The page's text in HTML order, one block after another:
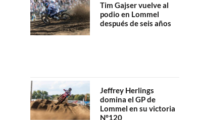
Tim Gajser vuelve al
podio en Lommel
después de seis años
Jeffrey Herlings
domina el GP de
Lommel en su victoria
N°120